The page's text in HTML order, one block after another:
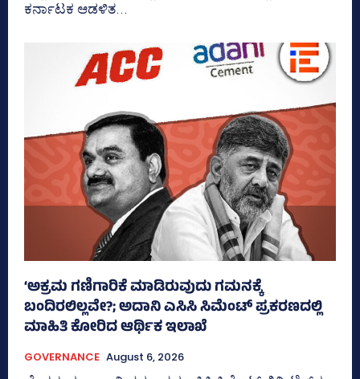
ಕರ್ನಾಟಕ ಆಡಳಿತ...
‘ಅಕ್ರಮ ಗಣಿಗಾರಿಕೆ ಮಾಡಿರುವುದು ಗಮನಕ್ಕೆ
ಬಂದಿರಲಿಲ್ಲವೇ?; ಅದಾನಿ ಎಸಿಸಿ ಸಿಮೆಂಟ್ ಪ್ರಕರಣದಲ್ಲಿ
ಮಾಹಿತಿ ಕೋರಿದ ಆರ್ಥಿಕ ಇಲಾಖೆ
GOVERNANCE August 6, 2026